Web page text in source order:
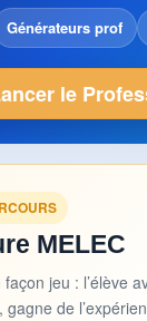
Générateurs prof
le
MELEC
jeu : l’élève
de